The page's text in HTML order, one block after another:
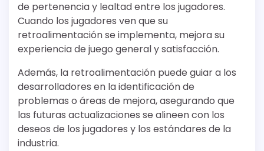
de pertenencia y lealtad entre los jugadores.
Cuando los jugadores ven que su
retroalimentación se implementa, mejora su
experiencia de juego general y satisfacción.
Además, la retroalimentación puede guiar a los
desarrolladores en la identificación de
problemas o áreas de mejora, asegurando que
las futuras actualizaciones se alineen con los
deseos de los jugadores y los estándares de la
industria.